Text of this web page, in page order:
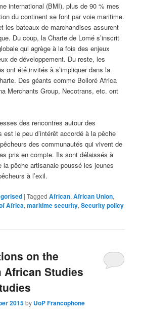
international (BMI), plus de 90 % mes
du continent se font par voie maritime.
les bateaux de marchandises assurent
Du coup, la Charte de Lomé s’inscrit
qui agrège à la fois des enjeux
de développement. Du reste, les
ont été invités à s’impliquer dans la
Des géants comme Bolloré Africa
Merchants Group, Necotrans, etc. ont
des rencontres autour des
est le peu d’intérêt accordé à la pêche
des communautés qui vivent de
pris en compte. Ils sont délaissés à
la pêche artisanale poussé les jeunes
à l’exil.
|Tagged African,African Union,
Africa,maritime security,Security policy
on the
Studies
2015by UoP Francophone